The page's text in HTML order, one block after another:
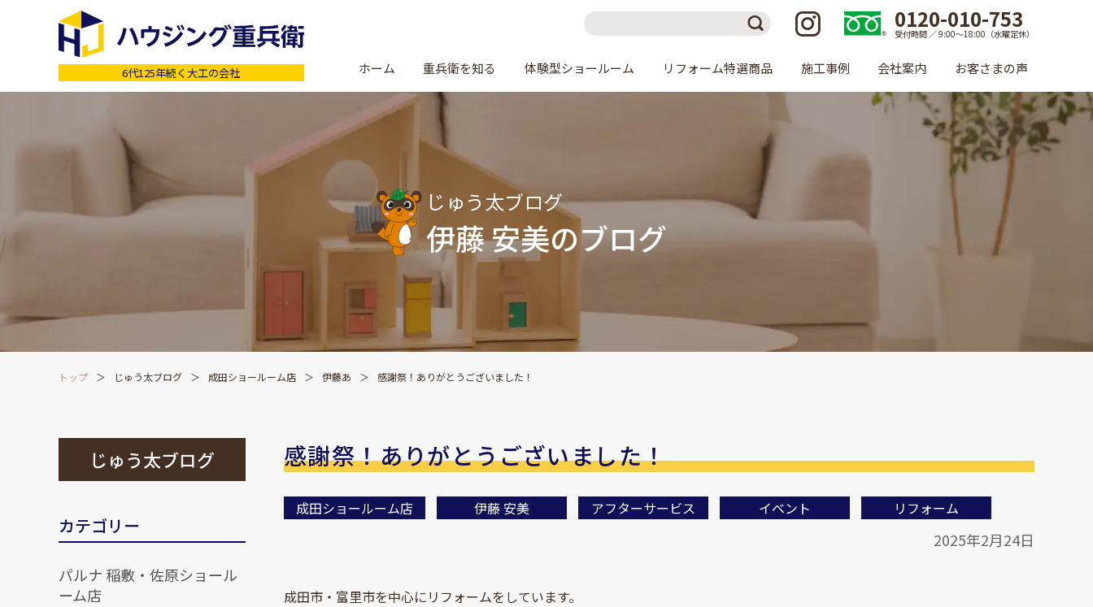
6代125年続く大工の会社
0120-010-753
受付時間 ／ 9:00〜18:00（水曜定休）
ホーム 重兵衛を知る 体験型ショールーム リフォーム特選商品 施工事例 会社案内 お客さまの声
じゅう太ブログ
伊藤 安美のブログ
トップ じゅう太ブログ 成田ショールーム店 伊藤あ 感謝祭！ありがとうございました！
感謝祭！ありがとうございました！
成田ショールーム店 伊藤 安美 アフターサービス イベント リフォーム
2025年2月24日
成田市・富里市を中心にリフォームをしています。
じゅう太ブログ
カテゴリー
パルナ 稲敷・佐原ショール
ーム店